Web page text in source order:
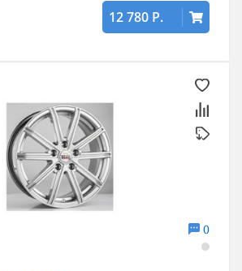
12 780 Р.
0